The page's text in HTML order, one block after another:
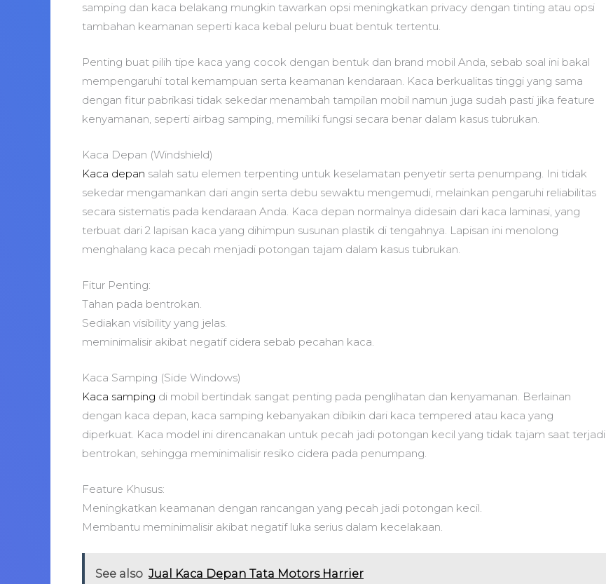
samping dan kaca belakang mungkin tawarkan opsi meningkatkan privacy dengan tinting atau opsi
tambahan keamanan seperti kaca kebal peluru buat bentuk tertentu.
Penting buat pilih tipe kaca yang cocok dengan bentuk dan brand mobil Anda, sebab soal ini bakal
mempengaruhi total kemampuan serta keamanan kendaraan. Kaca berkualitas tinggi yang sama
dengan fitur pabrikasi tidak sekedar menambah tampilan mobil namun juga sudah pasti jika feature
kenyamanan, seperti airbag samping, memiliki fungsi secara benar dalam kasus tubrukan.
Kaca Depan (Windshield)
Kaca depan salah satu elemen terpenting untuk keselamatan penyetir serta penumpang. Ini tidak
sekedar mengamankan dari angin serta debu sewaktu mengemudi, melainkan pengaruhi reliabilitas
secara sistematis pada kendaraan Anda. Kaca depan normalnya didesain dari kaca laminasi, yang
terbuat dari 2 lapisan kaca yang dihimpun susunan plastik di tengahnya. Lapisan ini menolong
menghalang kaca pecah menjadi potongan tajam dalam kasus tubrukan.
Fitur Penting:
Tahan pada bentrokan.
Sediakan visibility yang jelas.
meminimalisir akibat negatif cidera sebab pecahan kaca.
Kaca Samping (Side Windows)
Kaca samping di mobil bertindak sangat penting pada penglihatan dan kenyamanan. Berlainan
dengan kaca depan, kaca samping kebanyakan dibikin dari kaca tempered atau kaca yang
diperkuat. Kaca model ini direncanakan untuk pecah jadi potongan kecil yang tidak tajam saat terjadi
bentrokan, sehingga meminimalisir resiko cidera pada penumpang.
Feature Khusus:
Meningkatkan keamanan dengan rancangan yang pecah jadi potongan kecil.
Membantu meminimalisir akibat negatif luka serius dalam kecelakaan.
See also Jual Kaca Depan Tata Motors Harrier